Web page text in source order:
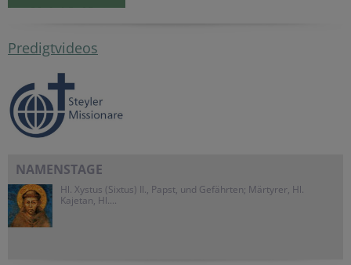
Predigtvideos
NAMENSTAGE
Hl. Xystus (Sixtus) II., Papst, und Gefährten; Märtyrer, Hl.
Kajetan, Hl....